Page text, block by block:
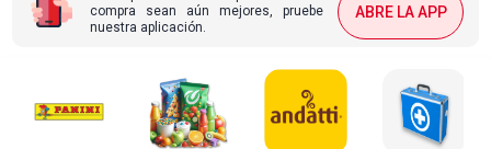
compra sean aún mejores, pruebe
nuestra aplicación.
ABRE LA APP